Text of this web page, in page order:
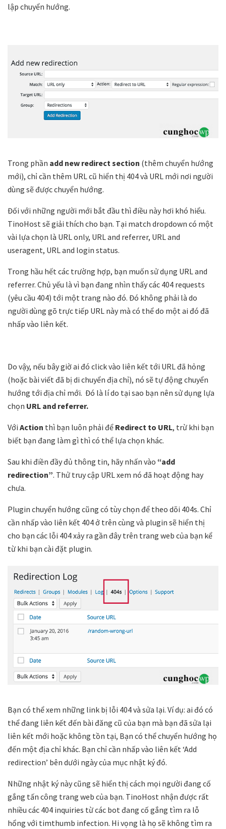
lập chuyển hướng.
Trong phần add new redirect section (thêm chuyển hướng
mới), chỉ cần thêm URL cũ hiển thị 404 và URL mới nơi người
dùng sẽ được chuyển hướng.
Đối với những người mới bắt đầu thì điều này hơi khó hiểu.
TinoHost sẽ giải thích cho bạn. Tại match dropdown có một
vài lựa chọn là URL only, URL and referrer, URL and
useragent, URL and login status.
Trong hầu hết các trường hợp, bạn muốn sử dụng URL and
referrer. Chủ yếu là vì bạn đang nhìn thấy các 404 requests
(yêu cầu 404) tới một trang nào đó. Đó không phải là do
người dùng gõ trực tiếp URL này mà có thể do một ai đó đã
nhấp vào liên kết.
Do vậy, nếu bây giờ ai đó click vào liên kết tới URL đã hỏng
(hoặc bài viết đã bị di chuyển địa chỉ), nó sẽ tự động chuyển
hướng tới địa chỉ mới. Đó là lí do tại sao bạn nên sử dụng lựa
chọn URL and referrer.
Với Action thì bạn luôn phải để Redirect to URL, trừ khi bạn
biết bạn đang làm gì thì có thể lựa chọn khác.
Sau khi điền đầy đủ thông tin, hãy nhấn vào “add
redirection”. Thử truy cập URL xem nó đã hoạt động hay
chưa.
Plugin chuyển hướng cũng có tùy chọn để theo dõi 404s. Chỉ
cần nhấp vào liên kết 404 ở trên cùng và plugin sẽ hiển thị
cho bạn các lỗi 404 xảy ra gần đây trên trang web của bạn kể
từ khi bạn cài đặt plugin.
Bạn có thể xem những link bị lỗi 404 và sửa lại. Ví dụ: ai đó có
thể đang liên kết đến bài đăng cũ của bạn mà bạn đã sửa lại
liên kết mới hoặc không tồn tại, Bạn có thể chuyển hướng họ
đến một địa chỉ khác. Bạn chỉ cần nhấp vào liên kết ‘Add
redirection’ bên dưới ngày của mục nhật ký đó.
Những nhật ký này cũng sẽ hiển thị cách mọi người đang cố
gắng tấn công trang web của bạn. TinoHost nhận được rất
nhiều các 404 inquiries từ các bot đang cố gắng tìm ra lỗ
hổng với timthumb infection. Hi vọng là họ sẽ không tìm ra